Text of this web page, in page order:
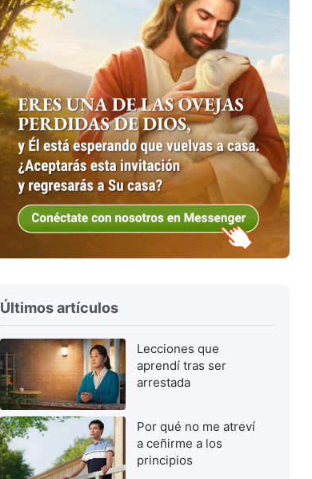
Últimos artículos
Lecciones que
aprendí tras ser
arrestada
Por qué no me atreví
a ceñirme a los
principios